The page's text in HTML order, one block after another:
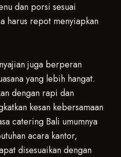
dan porsi sesuai
harus repot menyiapkan
juga berperan
yang lebih hangat.
dengan rapi dan
kesan kebersamaan
catering Bali umumnya
acara kantor,
disesuaikan dengan